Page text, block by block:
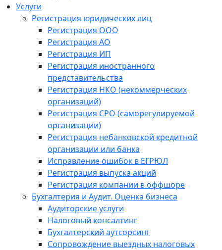
Услуги
Регистрация юридических лиц
Регистрация ООО
Регистрация АО
Регистрация ИП
Регистрация иностранного
представительства
Регистрация НКО (некоммерческих
организаций)
Регистрация СРО (саморегулируемой
организации)
Регистрация небанковской кредитной
организации или банка
Исправление ошибок в ЕГРЮЛ
Регистрация выпуска акций
Регистрация компании в оффшоре
Бухгалтерия и Аудит. Оценка бизнеса
Аудиторские услуги
Налоговый консалтинг
Бухгалтерский аутсорсинг
Сопровождение выездных налоговых